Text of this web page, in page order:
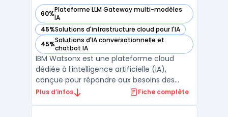
60%Plateforme LLM Gateway multi-modèles
IA
— voir IBM Watsonx dans cette catégorie
45%Solutions d'infrastructure cloud pour l'IA
— voir IBM Watsonx dans cette catégorie
45%Solutions d'IA conversationnelle et
chatbot IA
— voir IBM Watsonx dans cette catégorie
IBM Watsonx est une plateforme cloud
dédiée à l'intelligence artificielle (IA),
conçue pour répondre aux besoins des
entreprises en matière de gestion,
Plus d’infos Fiche complète